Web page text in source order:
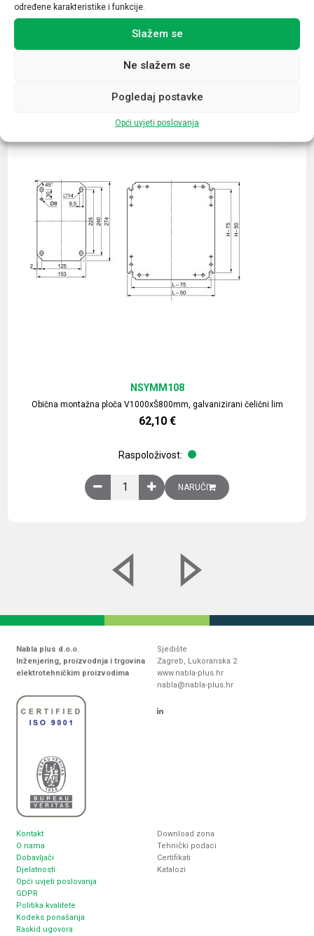
određene karakteristike i funkcije.
Slažem se
Ne slažem se
Pogledaj postavke
Opći uvjeti poslovanja
Obična montažna ploča V1000xŠ800mm, galvanizirani čelični lim
NSYMM108
62,10 €
Raspoloživost:
Obična montažna ploča V1000xŠ800mm,
NARUČI
Nabla plus d.o.o.
Inženjering, proizvodnja i trgovina
elektrotehničkim proizvodima
Sjedište
Zagreb, Lukoranska 2
www.nabla-plus.hr
nabla@nabla-plus.hr
Kontakt
O nama
Dobavljači
Djelatnosti
Opći uvjeti poslovanja
GDPR
Politika kvalitete
Kodeks ponašanja
Raskid ugovora
Download zona
Tehnički podaci
Certifikati
Katalozi